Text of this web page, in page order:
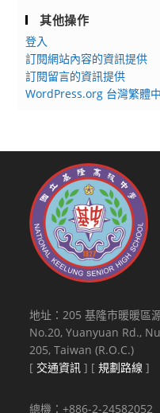
其他操作
登入
訂閱網站內容的資訊提供
訂閱留言的資訊提供
WordPress.org 台灣繁體
地址：205 基隆市暖暖區
No.20, Yuanyuan Rd.,
205, Taiwan (R.O.C.)
[ 交通資訊 ] [規劃路線 ]
總機：+886-2-24582052